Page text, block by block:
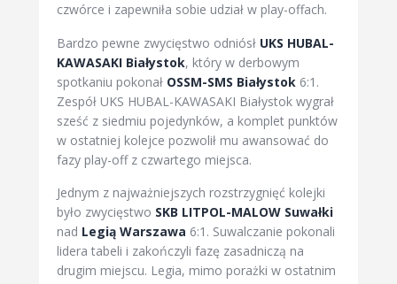
czwórce i zapewniła sobie udział w play-offach.
Bardzo pewne zwycięstwo odniósł UKS HUBAL-
KAWASAKI Białystok, który w derbowym
spotkaniu pokonał OSSM-SMS Białystok 6:1.
Zespół UKS HUBAL-KAWASAKI Białystok wygrał
sześć z siedmiu pojedynków, a komplet punktów
w ostatniej kolejce pozwolił mu awansować do
fazy play-off z czwartego miejsca.
Jednym z najważniejszych rozstrzygnięć kolejki
było zwycięstwo SKB LITPOL-MALOW Suwałki
nad Legią Warszawa 6:1. Suwalczanie pokonali
lidera tabeli i zakończyli fazę zasadniczą na
drugim miejscu. Legia, mimo porażki w ostatnim